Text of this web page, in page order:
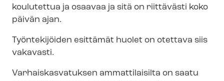
koulutettua ja osaavaa ja sitä on riittävästi koko
päivän ajan.
Työntekijöiden esittämät huolet on otettava siis
vakavasti.
Var­hais­kas­va­tuk­sen ammattilaisilta on saatu